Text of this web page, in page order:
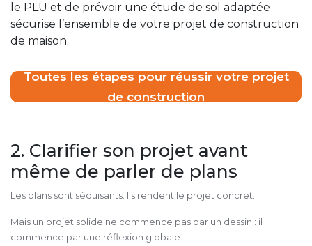
le PLU et de prévoir une étude de sol adaptée
sécurise l’ensemble de votre projet de construction
de maison.
Toutes les étapes pour réussir votre projet
de construction
2. Clarifier son projet avant
même de parler de plans
Les plans sont séduisants. Ils rendent le projet concret.
Mais un projet solide ne commence pas par un dessin : il
commence par une réflexion globale.